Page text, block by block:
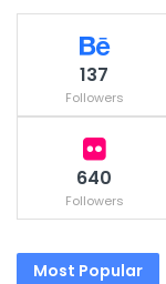
137
Followers
640
Followers
Most Popular